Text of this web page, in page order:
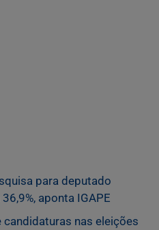
para deputado
aponta IGAPE
nas eleições